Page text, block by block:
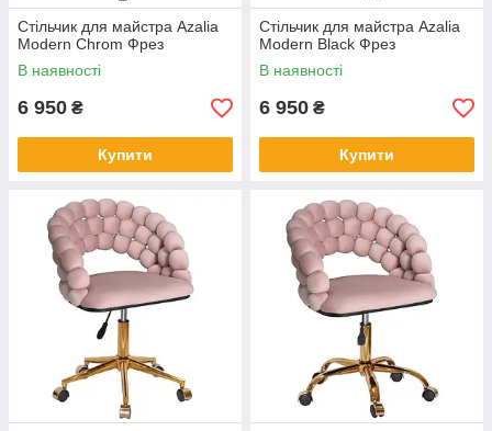
Стільчик для майстра Azalia
Modern Chrom Фрез
В наявності
6 950 ₴
Купити
Стільчик для майстра Azalia
Modern Black Фрез
В наявності
6 950 ₴
Купити